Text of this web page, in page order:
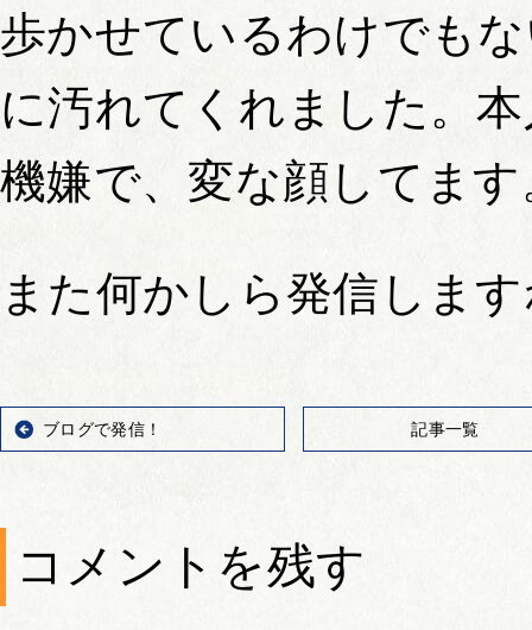
歩かせているわけでも
に汚れてくれました。
機嫌で、変な顔してます
また何かしら発信しま
ブログで発信！ 記事一覧
コメントを残す